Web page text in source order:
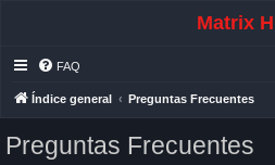
Matrix
FAQ
Índice general Preguntas Frecuentes
Preguntas Frecuentes